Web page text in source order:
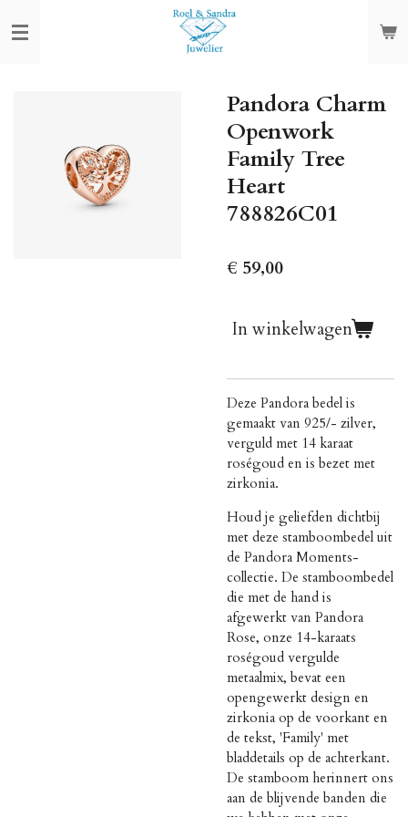
direct
Pandora Charm
Openwork
Family Tree
Heart
788826C01
€ 59,00
In winkelwagen
Deze Pandora bedel is
gemaakt van 925/- zilver,
verguld met 14 karaat
roségoud en is bezet met
zirkonia.
Houd je geliefden dichtbij
met deze stamboombedel uit
de Pandora Moments-
collectie. De stamboombedel
die met de hand is
afgewerkt van Pandora
Rose, onze 14-karaats
roségoud vergulde
metaalmix, bevat een
opengewerkt design en
zirkonia op de voorkant en
de tekst, 'Family' met
bladdetails op de achterkant.
De stamboom herinnert ons
aan de blijvende banden die